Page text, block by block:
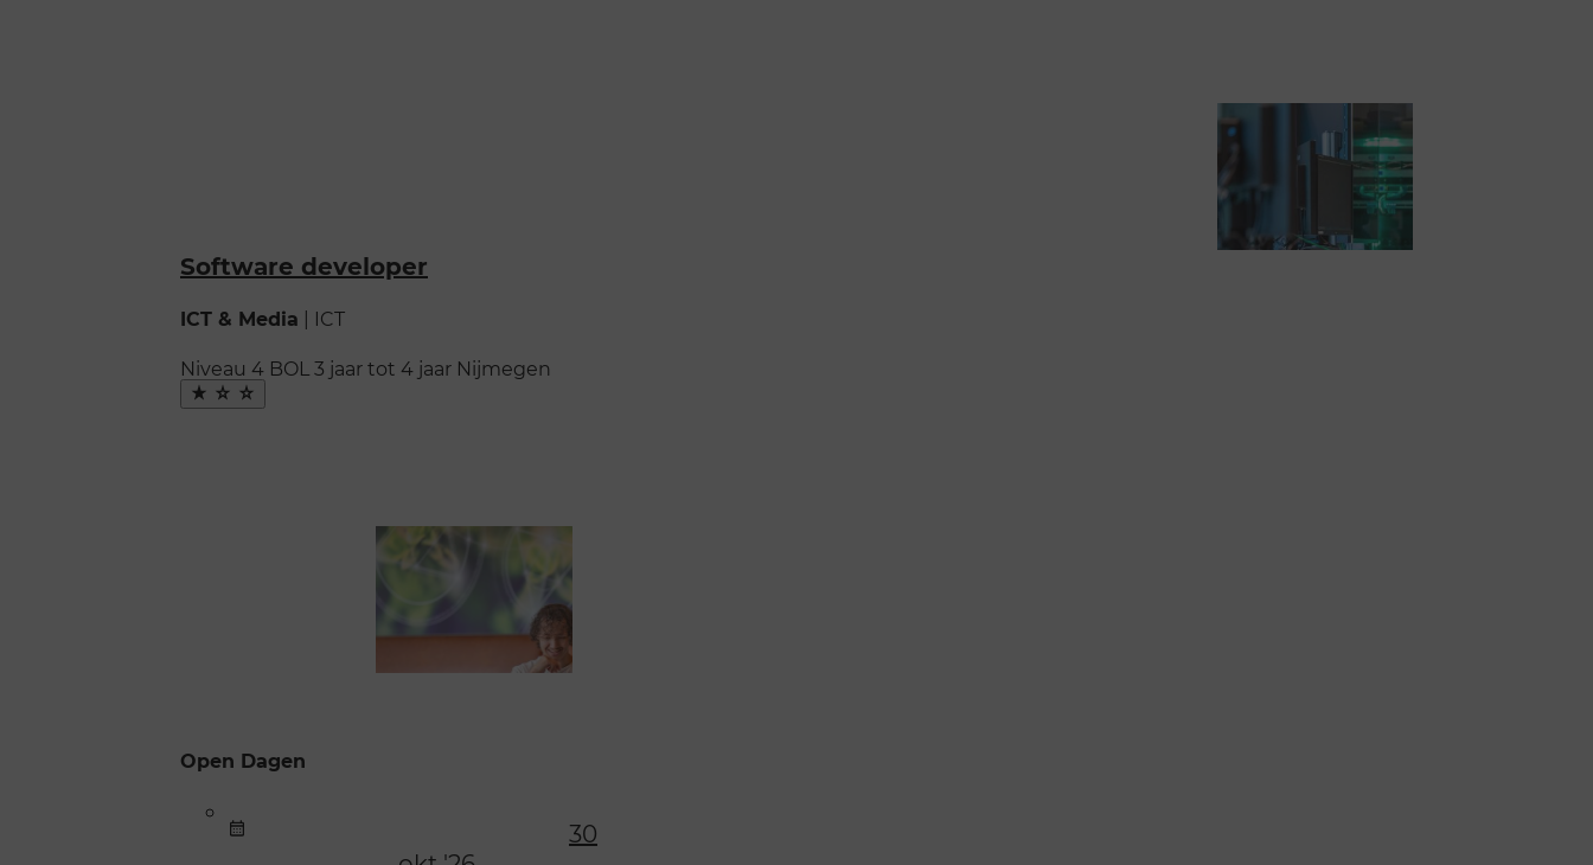
Software developer
ICT & Media | ICT
Niveau 4 BOL3 jaar tot 4 jaar Nijmegen
Maak
favoriet
Open Dagen
30